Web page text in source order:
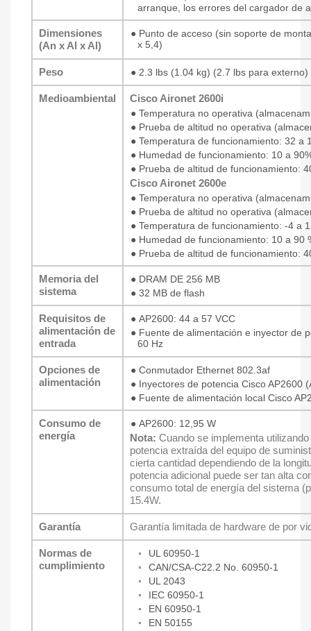
arranque, los errores del cargador de
Dimensiones
(An x Al x Al)
● Punto de acceso (sin soporte de
x 5,4)
Peso ● 2.3 lbs (1.04 kg) (2.7 lbs para externo)
Medioambiental Cisco Aironet 2600i
● Temperatura no operativa
● Prueba de altitud no operativa
● Temperatura de funcionamiento: 32 a
● Humedad de funcionamiento: 10 a
● Prueba de altitud de funcionamiento:
Cisco Aironet 2600e
● Temperatura no operativa
● Prueba de altitud no operativa
● Temperatura de funcionamiento: -4 a
● Humedad de funcionamiento: 10 a 90
● Prueba de altitud de funcionamiento:
Memoria del
sistema
● DRAM DE 256 MB
● 32 MB de flash
Requisitos de
alimentación de
entrada
● AP2600: 44 a 57 VCC
● Fuente de alimentación e inyector de
60 Hz
Opciones de
alimentación
● Conmutador Ethernet 802.3af
● Inyectores de potencia Cisco AP2600
● Fuente de alimentación local Cisco
Consumo de
energía
● AP2600: 12,95 W
Nota: Cuando se implementa
potencia extraída del equipo de
cierta cantidad dependiendo de la
potencia adicional puede ser tan alta
consumo total de energía del sistema
15.4W.
Garantía Garantía limitada de hardware de por
Normas de
cumplimiento
◦
UL 60950-1
◦
CAN/CSA-C22.2 No. 60950-1
◦
UL 2043
◦
IEC 60950-1
◦
EN 60950-1
◦
EN 50155